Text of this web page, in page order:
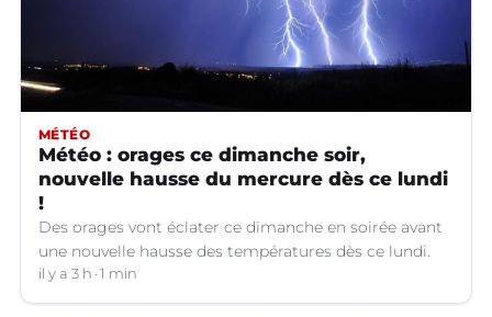
MÉTÉO
Météo : orages ce dimanche soir,
nouvelle hausse du mercure dès ce lundi
!
Des orages vont éclater ce dimanche en soirée avant
une nouvelle hausse des températures dès ce lundi.
il y a 3 h 1 min